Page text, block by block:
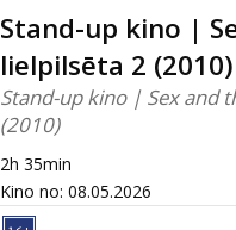
Stand-up kino |
lielpilsēta 2 (2010)
Stand-up kino | Sex and
(2010)
2h 35min
Kino no: 08.05.2026